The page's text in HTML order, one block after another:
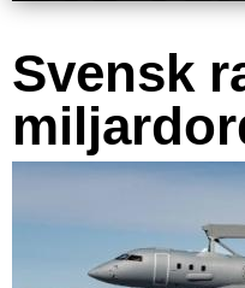
Svensk